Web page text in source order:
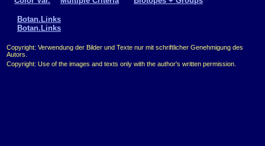
Botan.Links
Botan.Links
Copyright: Verwendung der Bilder und Texte nur mit schriftlicher Genehmigung des
Autors.
Copyright: Use of the images and texts only with the author's written permission.